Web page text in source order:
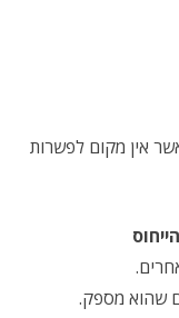
אין מקום לפשרות
שהוא מספק.